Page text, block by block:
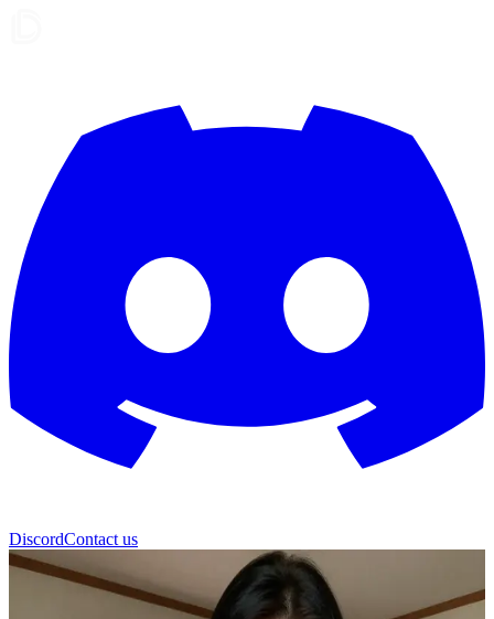
DiscordContact us